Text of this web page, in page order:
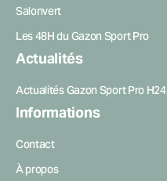
Salonvert
Les 48H du Gazon Sport Pro
Actualités
Actualités Gazon Sport Pro H24
Informations
Contact
À propos